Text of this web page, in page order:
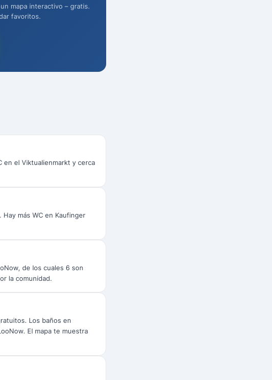
mapa interactivo – gratis.
favoritos.
en el Viktualienmarkt y cerca
más WC en Kaufinger
de los cuales 6 son
la comunidad.
Los baños en
El mapa te muestra